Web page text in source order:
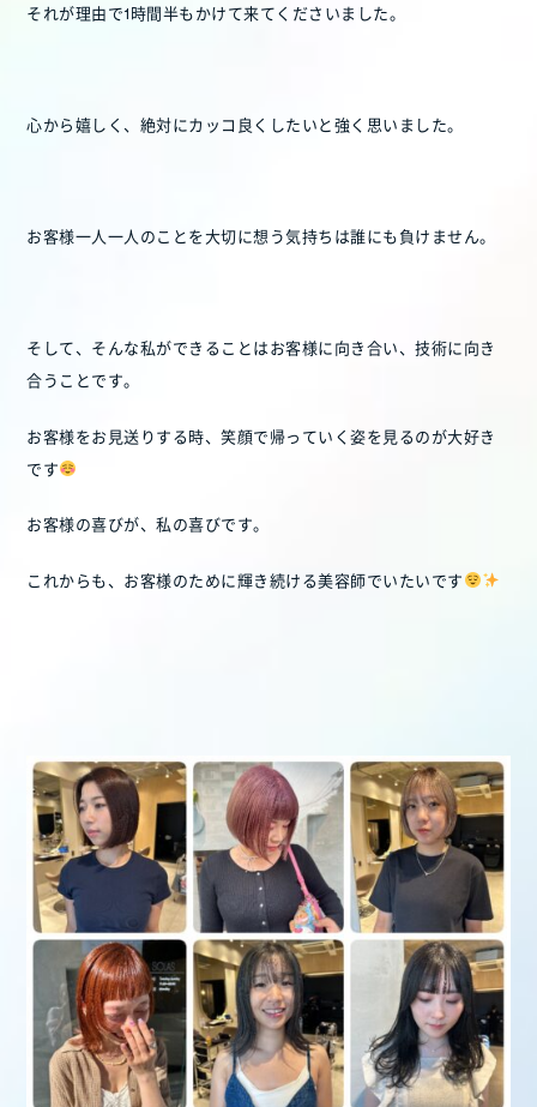
それが理由で1時間半もかけて来てくださいました。
心から嬉しく、絶対にカッコ良くしたいと強く思いました。
お客様一人一人のことを大切に想う気持ちは誰にも負けません。
そして、そんな私ができることはお客様に向き合い、技術に向き
合うことです。
お客様をお見送りする時、笑顔で帰っていく姿を見るのが大好き
です
お客様の喜びが、私の喜びです。
これからも、お客様のために輝き続ける美容師でいたいです